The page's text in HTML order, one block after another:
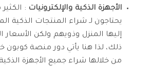
الأجهزة الذكية والإلكترونيات :
يحتاجون لـ شراء المنتجات الذكية
إليها المنزل وذويهم ولكن
ذلك، لذا هنا يأتي دور منصة
من خلالها شراء جميع الأجهزة الذكية